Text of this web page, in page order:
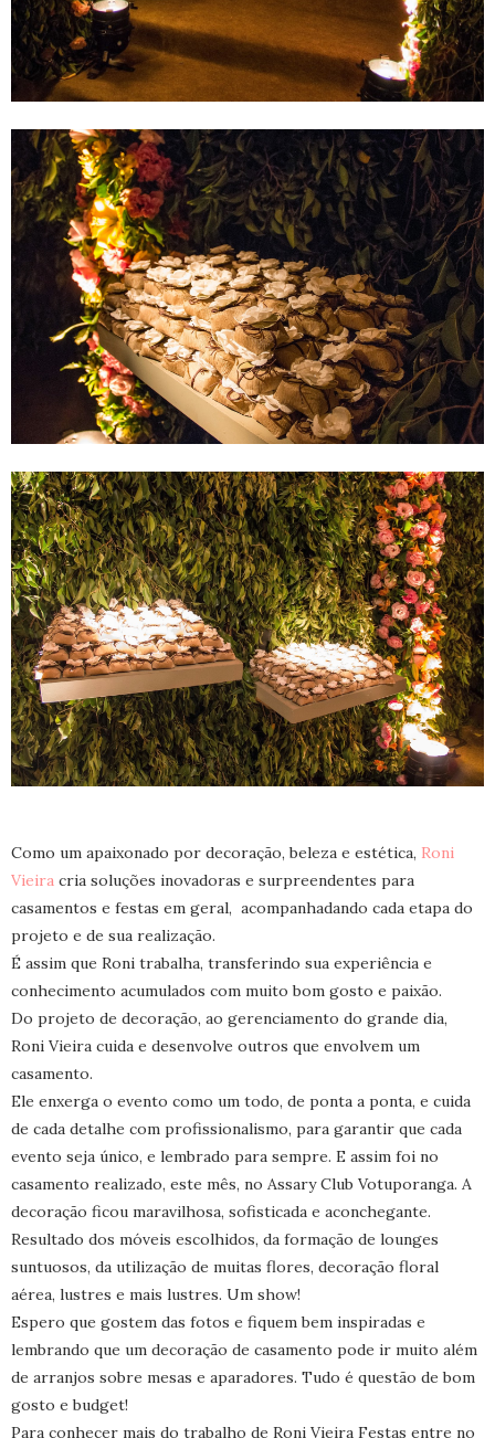
Como um apaixonado por decoração, beleza e estética, Roni
Vieira cria soluções inovadoras e surpreendentes para
casamentos e festas em geral, acompanhadando cada etapa do
projeto e de sua realização.
É assim que Roni trabalha, transferindo sua experiência e
conhecimento acumulados com muito bom gosto e paixão.
Do projeto de decoração, ao gerenciamento do grande dia,
Roni Vieira cuida e desenvolve outros que envolvem um
casamento.
Ele enxerga o evento como um todo, de ponta a ponta, e cuida
de cada detalhe com profissionalismo, para garantir que cada
evento seja único, e lembrado para sempre. E assim foi no
casamento realizado, este mês, no Assary Club Votuporanga. A
decoração ficou maravilhosa, sofisticada e aconchegante.
Resultado dos móveis escolhidos, da formação de lounges
suntuosos, da utilização de muitas flores, decoração floral
aérea, lustres e mais lustres. Um show!
Espero que gostem das fotos e fiquem bem inspiradas e
lembrando que um decoração de casamento pode ir muito além
de arranjos sobre mesas e aparadores. Tudo é questão de bom
gosto e budget!
Para conhecer mais do trabalho de Roni Vieira Festas entre no